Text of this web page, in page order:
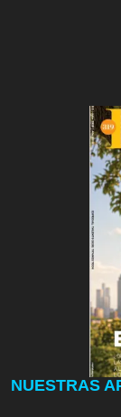
NUESTRAS